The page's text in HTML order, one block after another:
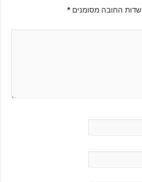
שדות החובה מסומנים *